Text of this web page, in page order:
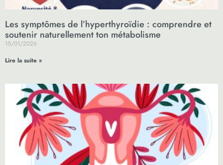
Les symptômes de l’hyperthyroïdie : comprendre et
soutenir naturellement ton métabolisme
15/01/2026
Lire la suite »